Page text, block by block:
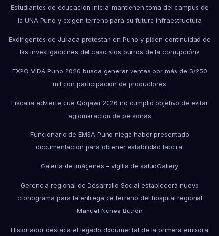
Estudiantes de educación inicial mantienen toma del campus de
la UNA Puno y exigen terreno para su futura infraestructura
Exdirigentes de Juliaca protestan en Puno y piden continuidad de
las investigaciones del caso «los burros de la corrupción»
EXPO VIDA Puno 2026 busca generar ventas por más de S/250
mil con participación de productores
Fiscalía advierte que Qoqawi 2026 no cumplió objetivo de evitar
aglomeración de personas
Funcionario de EMSA Puno niega haber presentado
documentación para obtener estabilidad laboral
Galería de imágenes – vigilia de saludGallery
Gerencia regional de Desarrollo Social establecerá nuevo
cronograma para la entrega de terreno del hospital regional
Manuel Nuñes Butrón
Historiador destaca el legado documental de la primera emisora